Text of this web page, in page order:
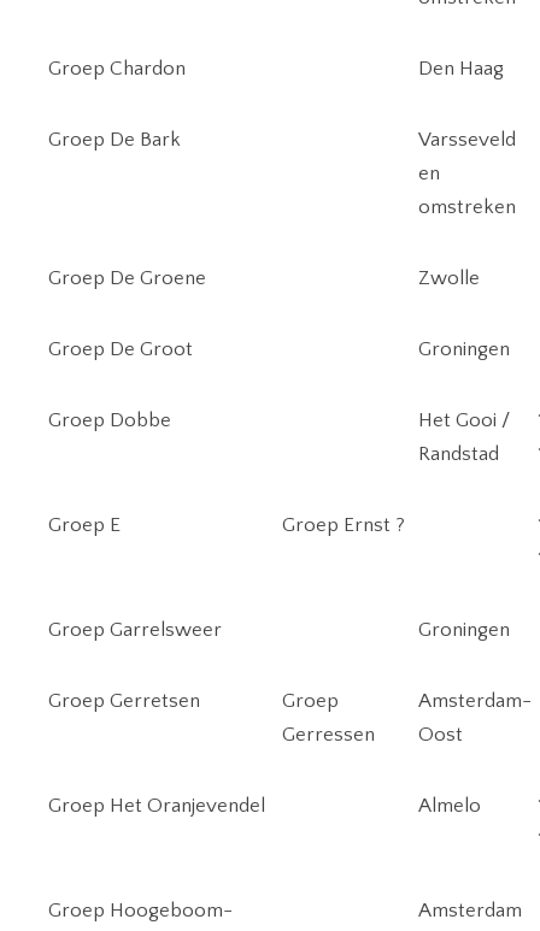
Groep Chardon Den Haag
Groep De Bark
Varsseveld
en
omstreken
Groep De Groene Zwolle
Groep De Groot Groningen
Groep Dobbe
Het Gooi /
Randstad
Groep E Groep Ernst ?
Groep Garrelsweer Groningen
Groep Gerretsen
Groep
Gerressen
Amsterdam-
Oost
Groep Het Oranjevendel Almelo
Groep Hoogeboom-
Amsterdam